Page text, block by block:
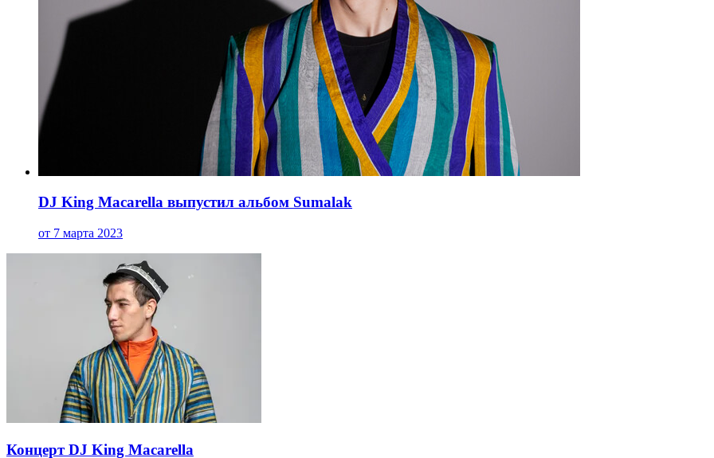
DJ King Macarella выпустил альбом Sumalak
от 7 марта 2023
Концерт DJ King Macarella